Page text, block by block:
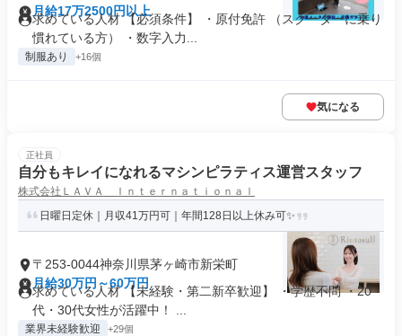
月給17万2500円以上
求めている人材 【必須条件】 ・原付免許 （スクーターに乗り
慣れている方） ・数字入力...
制服あり +16個
気になる
正社員
自分もキレイになれるマシンピラティス運営スタッフ
株式会社ＬＡＶＡ Ｉｎｔｅｒｎａｔｉｏｎａｌ
日曜日定休｜月収41万円可｜年間128日以上休み可✨
〒253-0044神奈川県茅ヶ崎市新栄町
月給30万円～60万円
求めている人材 【未経験・第二新卒歓迎】 ・学歴不問 ・20
代・30代女性が活躍中！ ...
業界未経験歓迎 +29個